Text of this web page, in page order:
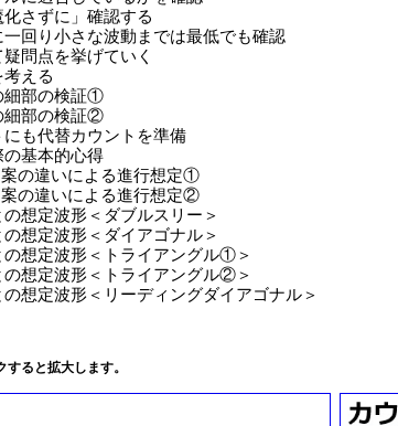
さずに」確認する
回り小さな波動までは最低でも確認
問点を挙げていく
える
細部の検証①
細部の検証②
も代替カウントを準備
の基本的心得
の違いによる進行想定①
の違いによる進行想定②
想定波形＜ダブルスリー＞
想定波形＜ダイアゴナル＞
の想定波形＜トライアングル①＞
の想定波形＜トライアングル②＞
想定波形＜リーディングダイアゴナル＞
ると拡大します。